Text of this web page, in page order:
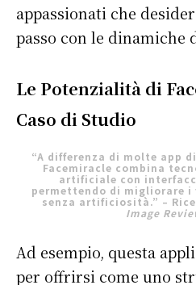
appassionati che
passo con le dinamiche
Le Potenzialità di
Caso di Studio
“A differenza di molte app
Facemiracle combina
artificiale con
permettendo di migliorare
senza artificiosità.” –
Image
Ad esempio, questa
per offrirsi come uno